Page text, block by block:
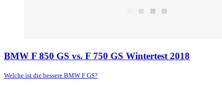
BMW F 850 GS vs. F 750 GS Wintertest 2018
Welche ist die bessere BMW F GS?